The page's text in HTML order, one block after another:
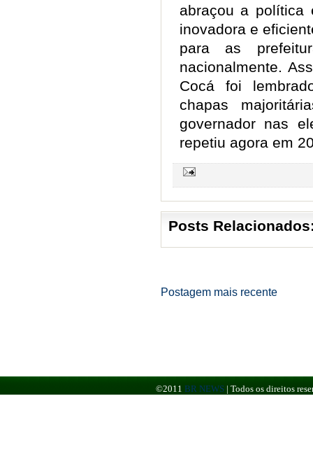
abraçou a política
inovadora e
para as
nacionalmente.
Cocá foi
chapas
governador nas
repetiu agora em
Posts
Postagem mais recente
©2011 BR NEWS | Todos os direitos